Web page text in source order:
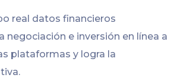
real datos financieros
negociación e inversión en línea a
plataformas y logra la